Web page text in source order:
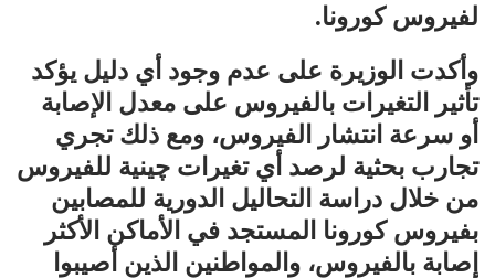
لفيروس كورونا.
وأكدت الوزيرة على عدم وجود أي دليل يؤكد
تأثير التغيرات بالفيروس على معدل الإصابة
أو سرعة انتشار الفيروس، ومع ذلك تجري
تجارب بحثية لرصد أي تغيرات چينية للفيروس
من خلال دراسة التحاليل الدورية للمصابين
بفيروس كورونا المستجد في الأماكن الأكثر
إصابة بالفيروس، والمواطنين الذين أصيبوا